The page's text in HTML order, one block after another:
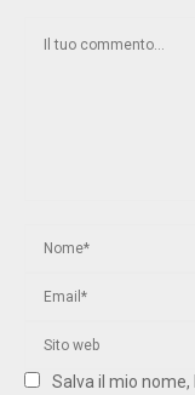
Salva il mio